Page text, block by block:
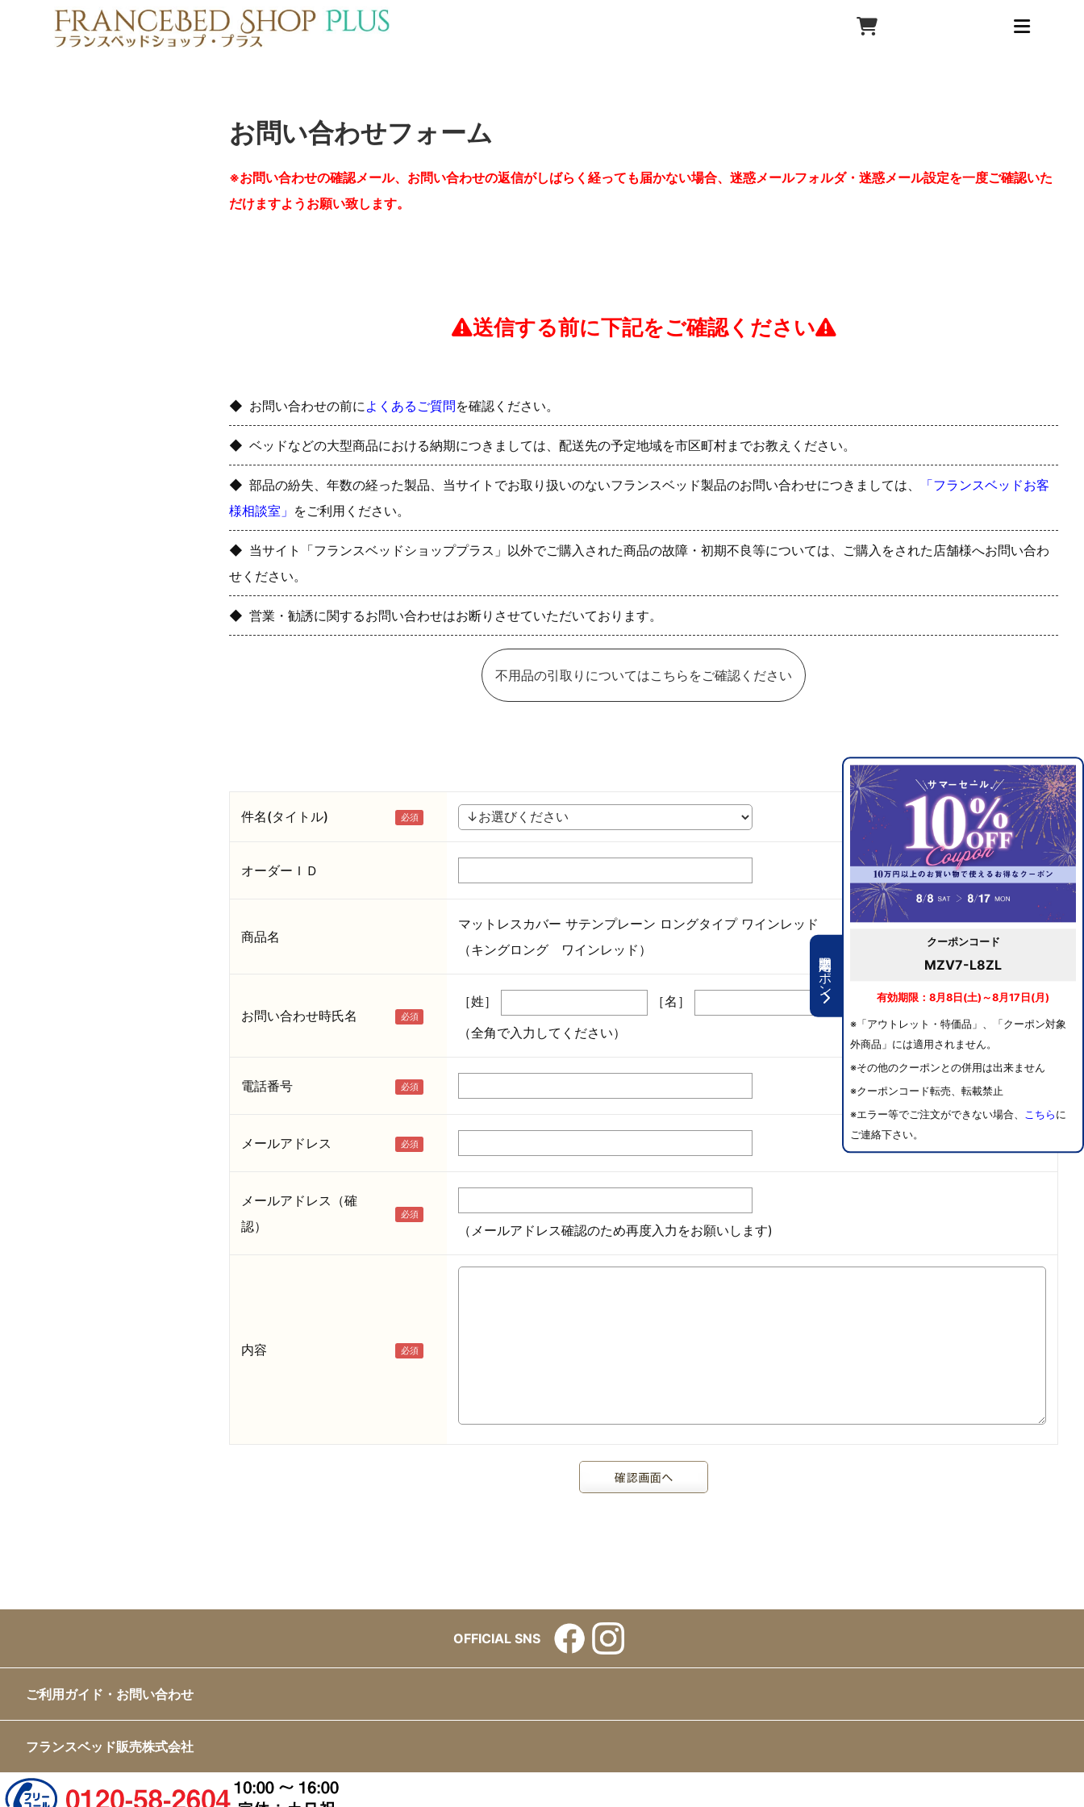
期間限定クーポン
クーポンコード
MZV7-L8ZL
有効期限：8月8日(土)～8月17日(月)
※「アウトレット・特価品」、「クーポン対象
外商品」には適用されません。
※その他のクーポンとの併用は出来ません
※クーポンコード転売、転載禁止
※エラー等でご注文ができない場合、 こちら に
ご連絡下さい。
お問い合わせフォーム
※お問い合わせの確認メール、お問い合わせの返信がしばらく経っても届かない場合、迷惑メールフォルダ・迷惑メール設定を一度ご確認いた
だけますようお願い致します。
送信する前に下記をご確認ください
お問い合わせの前に よくあるご質問を確認ください。
ベッドなどの大型商品における納期につきましては、配送先の予定地域を市区町村までお教えください。
部品の紛失、年数の経った製品、当サイトでお取り扱いのないフランスベッド製品のお問い合わせにつきましては、
「フランスベッドお客
様相談室」 をご利用ください。
当サイト「フランスベッドショッププラス」以外でご購入された商品の故障・初期不良等については、ご購入をされた店舗様へお問い合わ
せください。
営業・勧誘に関するお問い合わせはお断りさせていただいております。
不用品の引取りについてはこちらをご確認ください
件名(タイトル)
オーダーＩＤ
商品名
マットレスカバー サテンプレーン ロングタイプ ワインレッド
（キングロング ワインレッド）
お問い合わせ時氏名
［姓］
［名］
（全角で入力してください）
電話番号
メールアドレス
メールアドレス（確
認）
（メールアドレス確認のため再度入力をお願いします)
内容
OFFICIAL SNS
ご利用ガイド・お問い合わせ
フランスベッド販売株式会社